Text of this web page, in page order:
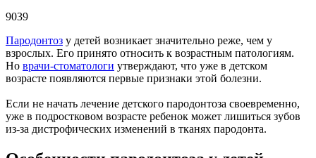
9039
Пародонтоз у детей возникает значительно реже, чем у
взрослых. Его принято относить к возрастным патологиям.
Но врачи-стоматологи утверждают, что уже в детском
возрасте появляются первые признаки этой болезни.
Если не начать лечение детского пародонтоза своевременно,
уже в подростковом возрасте ребенок может лишиться зубов
из-за дистрофических изменений в тканях пародонта.